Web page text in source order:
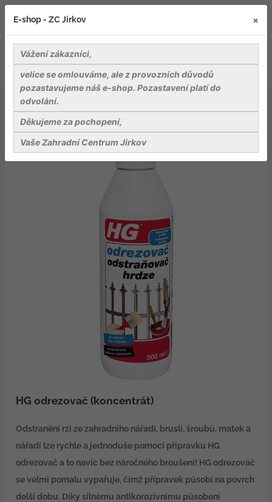
Nářadí a pomůcky
HG odrezovač (koncentrát)
HG odrezovač (koncentrát)
Odstranění rzi ze zahradního nářadí, bruslí, šroubů, matek a
nářadí lze rychle a jednoduše pomocí přípravku HG
odrezovač a to navíc bez náročného broušení! HG odrezovač
se velmi pomalu vypařuje, čímž přípravek působí na povrch
delší dobu. Díky silnému antikorozivnímu působení
E-shop - ZC Jirkov ×
Vážení zákazníci,
velice se omlouváme, ale z provozních důvodů
pozastavujeme náš e-shop. Pozastavení platí do
odvolání.
Děkujeme za pochopení,
Vaše Zahradní Centrum Jirkov